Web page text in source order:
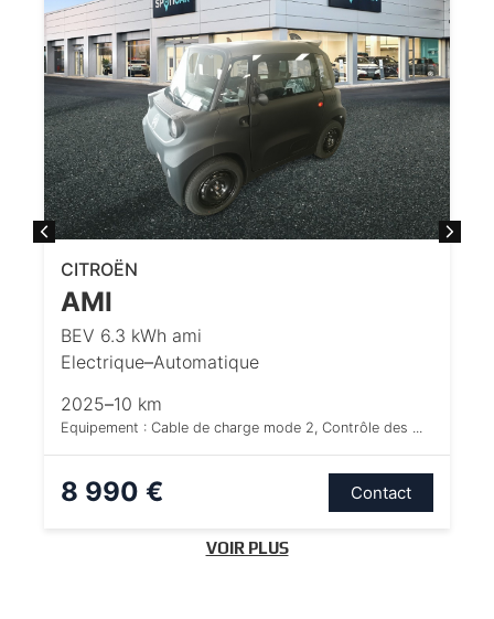
CITROËN
AMI
BEV 6.3 kWh ami
Electrique–Automatique
2025–10 km
Equipement : Cable de charge mode 2, Contrôle des ...
8 990 € Contact
VOIR PLUS